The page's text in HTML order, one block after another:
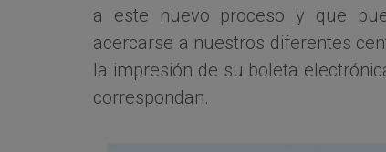
a este nuevo proceso y que
acercarse a nuestros diferentes
la impresión de su boleta
correspondan.